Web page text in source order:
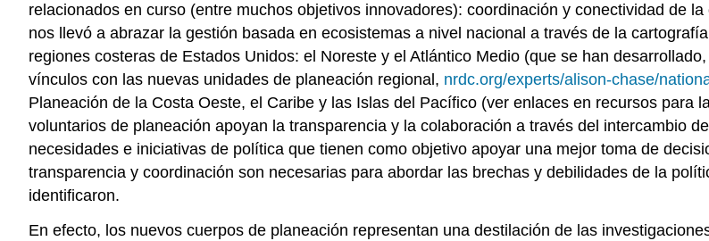
relacionados en curso (entre muchos objetivos innovadores): coordinación y conectividad de
nos llevó a abrazar la gestión basada en ecosistemas a nivel nacional a través de la
regiones costeras de Estados Unidos: el Noreste y el Atlántico Medio (que se han
vínculos con las nuevas unidades de planeación regional, nrdc.org/experts/alison-chase/
Planeación de la Costa Oeste, el Caribe y las Islas del Pacífico (ver enlaces en recursos para
voluntarios de planeación apoyan la transparencia y la colaboración a través del intercambio
necesidades e iniciativas de política que tienen como objetivo apoyar una mejor toma de
transparencia y coordinación son necesarias para abordar las brechas y debilidades de la
identificaron.
En efecto, los nuevos cuerpos de planeación representan una destilación de las